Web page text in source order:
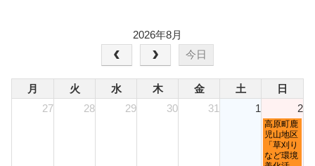
2026年8月
今日
月 火 水 木 金 土
日
27
28 29 30 31 1 2
日
曜
日,
8
高原町鹿
児山地区
「草刈り
など環境